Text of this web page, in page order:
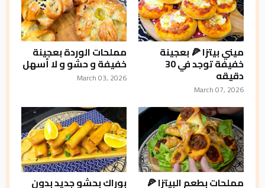
ميني بيتزا 🍕 بعجينة
خفيفة توجد في 30
دقيقه
March 07, 2026
مملحات الوردة بعجينة
خفيفة و حشو و لا أسهل
March 03, 2026
مملحات بطعم البيتزا 🍕 بوراك بحشو جديد بدون